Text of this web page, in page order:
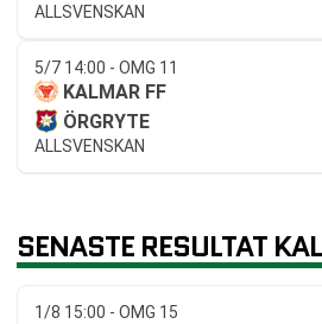
ALLSVENSKAN
5/7 14:00 - OMG 11
KALMAR FF
ÖRGRYTE
ALLSVENSKAN
SENASTE RESULTAT
1/8 15:00 - OMG 15